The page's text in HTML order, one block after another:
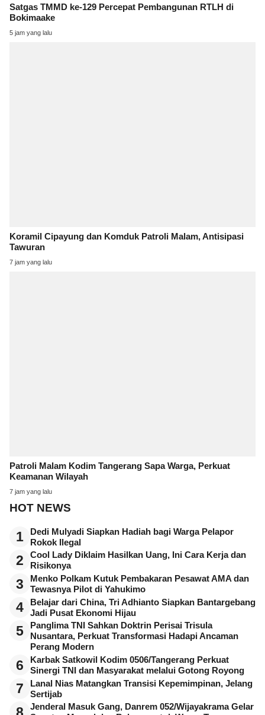
Satgas TMMD ke-129 Percepat Pembangunan RTLH di
Bokimaake
5 jam yang lalu
Koramil Cipayung dan Komduk Patroli Malam, Antisipasi
Tawuran
7 jam yang lalu
Patroli Malam Kodim Tangerang Sapa Warga, Perkuat
Keamanan Wilayah
7 jam yang lalu
HOT NEWS
1
Dedi Mulyadi Siapkan Hadiah bagi Warga Pelapor
Rokok Ilegal
2
Cool Lady Diklaim Hasilkan Uang, Ini Cara Kerja dan
Risikonya
3
Menko Polkam Kutuk Pembakaran Pesawat AMA dan
Tewasnya Pilot di Yahukimo
4
Belajar dari China, Tri Adhianto Siapkan Bantargebang
Jadi Pusat Ekonomi Hijau
5
Panglima TNI Sahkan Doktrin Perisai Trisula
Nusantara, Perkuat Transformasi Hadapi Ancaman
Perang Modern
6
Karbak Satkowil Kodim 0506/Tangerang Perkuat
Sinergi TNI dan Masyarakat melalui Gotong Royong
7
Lanal Nias Matangkan Transisi Kepemimpinan, Jelang
Sertijab
8
Jenderal Masuk Gang, Danrem 052/Wijayakrama Gelar